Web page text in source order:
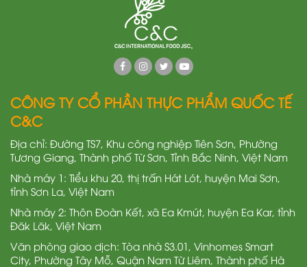
CÔNG TY CỔ PHẦN THỰC PHẨM QUỐC TẾ
C&C
Địa chỉ: Đường TS7, Khu công nghiệp Tiên Sơn, Phường
Tương Giang, Thành phố Từ Sơn, Tỉnh Bắc Ninh, Việt Nam
Nhà máy 1: Tiểu khu 20, thị trấn Hát Lót, huyện Mai Sơn,
tỉnh Sơn La, Việt Nam
Nhà máy 2: Thôn Đoàn Kết, xã Ea Kmút, huyện Ea Kar, tỉnh
Đăk Lăk, Việt Nam
Văn phòng giao dịch: Tòa nhà S3.01, Vinhomes Smart
City, Phường Tây Mỗ, Quận Nam Từ Liêm, Thành phố Hà